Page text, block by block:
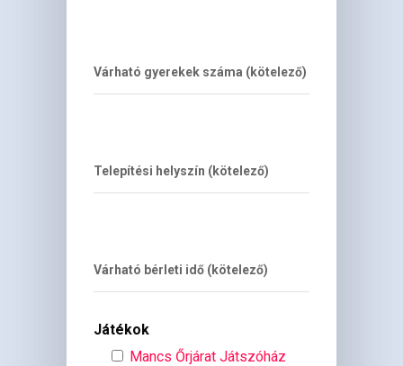
Várható gyerekek száma (kötelező)
Telepítési helyszín (kötelező)
Várható bérleti idő (kötelező)
Játékok
Mancs Őrjárat Játszóház